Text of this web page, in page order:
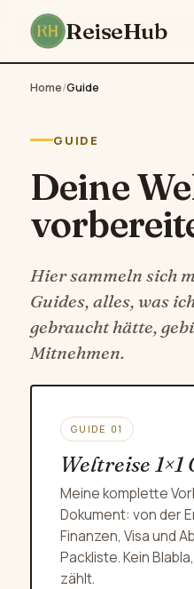
ReiseHub
Home/Guide
GUIDE
Deine
Hier sammeln sich
Guides, alles, was
gebraucht hätte,
Mitnehmen.
GUIDE 01
Weltreise 1×1
Meine komplette
Dokument: von der
Finanzen, Visa und
Packliste. Kein
zählt.